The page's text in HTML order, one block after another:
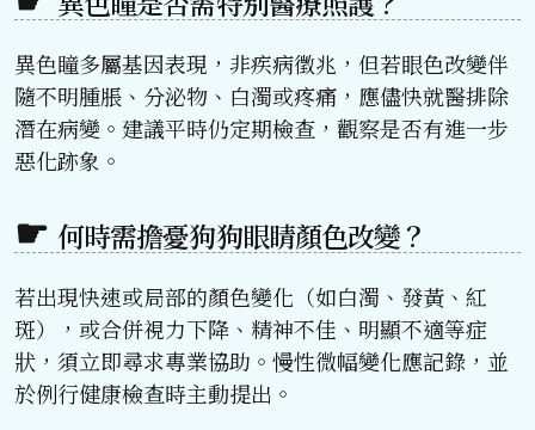
異色瞳多屬基因表現，非疾病徵兆，但若眼色改變伴
隨不明腫脹、分泌物、白濁或疼痛，應儘快就醫排除
潛在病變。建議平時仍定期檢查，觀察是否有進一步
惡化跡象。
何時需擔憂狗狗眼睛顏色改變？
若出現快速或局部的顏色變化（如白濁、發黃、紅
斑），或合併視力下降、精神不佳、明顯不適等症
狀，須立即尋求專業協助。慢性微幅變化應記錄，並
於例行健康檢查時主動提出。